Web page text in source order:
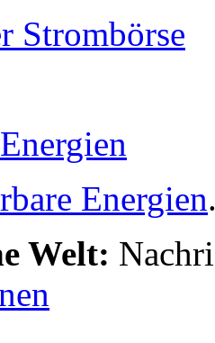
Strombörse
Energien
Welt: